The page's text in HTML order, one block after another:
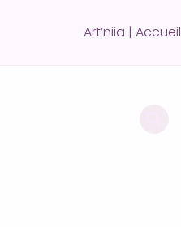
Art’niia | Accueil